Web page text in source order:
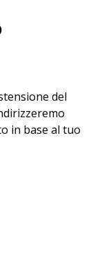
del
in base al tuo